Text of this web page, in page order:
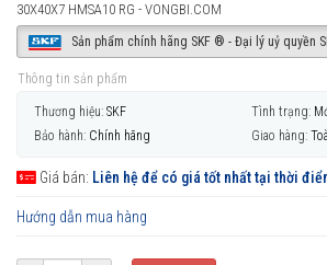
30X40X7 HMSA10 RG - VONGBI.COM
Sản phẩm chính hãng SKF ® - Đại lý uỷ quyền
Thông tin sản phẩm
Thương hiệu: SKF Tình trạng:
Bảo hành: Chính hãng Giao hàng:
Giá bán: Liên hệ để có giá tốt nhất tại thời
Hướng dẫn mua hàng